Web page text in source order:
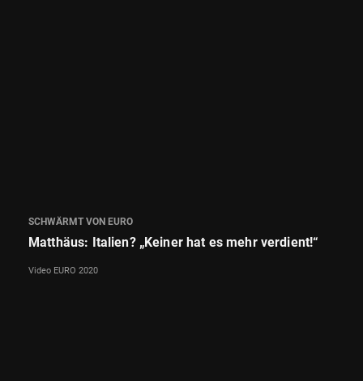
SCHWÄRMT VON EURO
Matthäus: Italien? „Keiner hat es mehr verdient!“
Video EURO 2020